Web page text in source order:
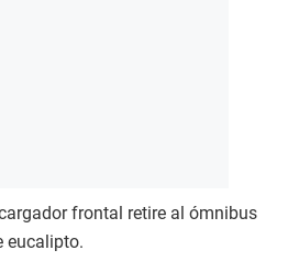
frontal retire al ómnibus
eucalipto.